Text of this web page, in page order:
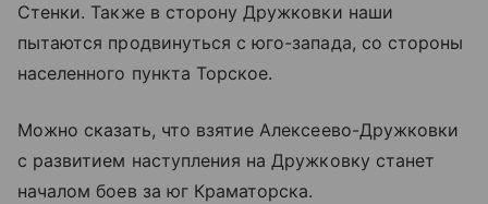
Стенки. Также в сторону Дружковки наши
пытаются продвинуться с юго-запада, со стороны
населенного пункта Торское.
Можно сказать, что взятие Алексеево-Дружковки
с развитием наступления на Дружковку станет
началом боев за юг Краматорска.